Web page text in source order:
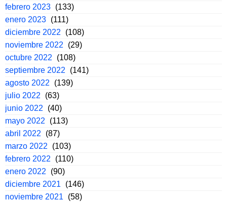
febrero 2023 (133)
enero 2023 (111)
diciembre 2022
(108)
noviembre 2022
(29)
octubre 2022
(108)
septiembre 2022
(141)
agosto 2022
(139)
julio 2022
(63)
junio 2022
(40)
mayo 2022
(113)
abril 2022
(87)
marzo 2022
(103)
febrero 2022
(110)
enero 2022
(90)
diciembre 2021
(146)
noviembre 2021
(58)